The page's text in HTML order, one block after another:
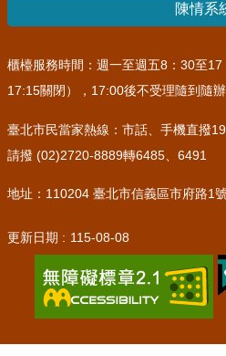
陳情系
櫃檯服務時間：週一至週五8：30至
17:15關閉），17:00後不受理隨到隨辦
臺北市民當家熱線：市話、手機直撥
請撥 (02)2720-8889轉6485、6491
地址：110204 臺北市信義區市府路1
更新日期 115-08-08